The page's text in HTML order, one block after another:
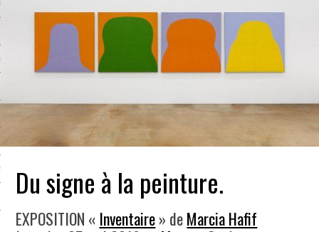
GUERRE
Du signe à la peinture.
EXPOSITION « Inventaire» deMarcia Hafif